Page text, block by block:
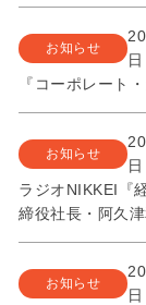
お知らせ
日
『コーポレート
お知らせ
日
ラジオNIKKEI『
締役社長・阿久
お知らせ
日